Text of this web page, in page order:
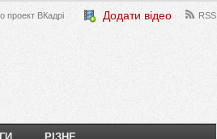
проект ВКадрі Додати відео RSS